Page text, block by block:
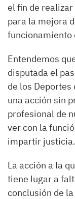
el fin de
para la mejora
funcionamiento
Entendemos
disputada el
de los Deportes
una acción sin
profesional de
ver con la
impartir justicia.
La acción a la
tiene lugar a
conclusión de